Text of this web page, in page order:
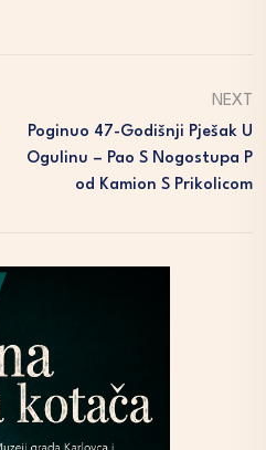
NEXT
Poginuo 47-Godišnji Pješak U
Ogulinu – Pao S Nogostupa P
Od Kamion S Prikolicom